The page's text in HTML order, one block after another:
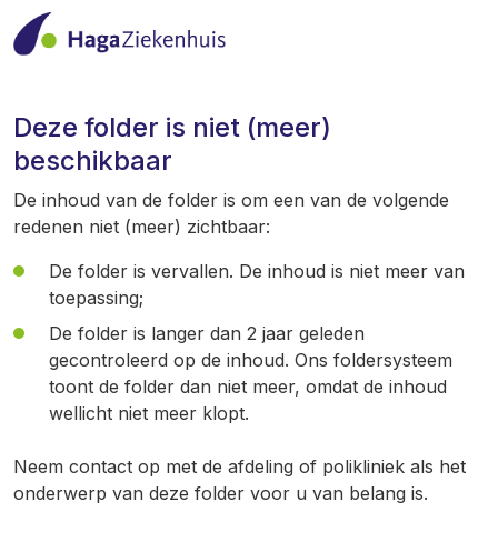
Deze folder is niet (meer)
beschikbaar
De inhoud van de folder is om een van de volgende
redenen niet (meer) zichtbaar:
De folder is vervallen. De inhoud is niet meer van
toepassing;
De folder is langer dan 2 jaar geleden
gecontroleerd op de inhoud. Ons foldersysteem
toont de folder dan niet meer, omdat de inhoud
wellicht niet meer klopt.
Neem contact op met de afdeling of polikliniek als het
onderwerp van deze folder voor u van belang is.